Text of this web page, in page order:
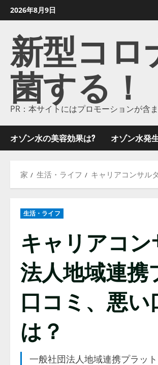
ン
2026年8月9日
新型コロ
菌する！
PR：本サイトにはプロモーションが含
オゾン水の美容効果は? オゾン水発
家 生活・ライフ キャリアコンサル
生活・ライフ
キャリアコ
法人地域連
口コミ、悪
は？
一般社団法人地域連携プラッ